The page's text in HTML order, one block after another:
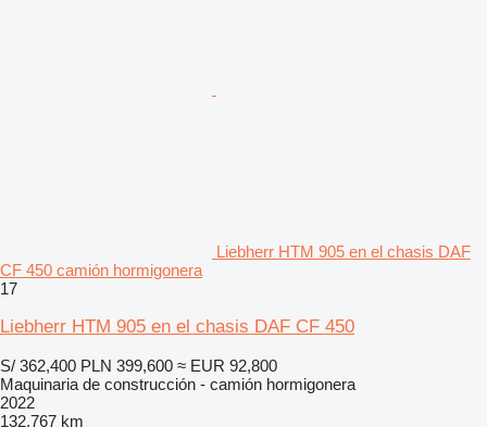
Liebherr HTM 905 en el chasis DAF
CF 450 camión hormigonera
17
Liebherr HTM 905 en el chasis DAF CF 450
S/ 362,400 PLN 399,600 ≈ EUR 92,800
Maquinaria de construcción - camión hormigonera
2022
132,767 km